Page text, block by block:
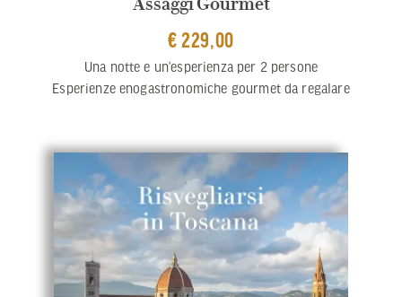
€ 229,00
Una notte e un’esperienza per 2 persone
Esperienze enogastronomiche gourmet da regalare